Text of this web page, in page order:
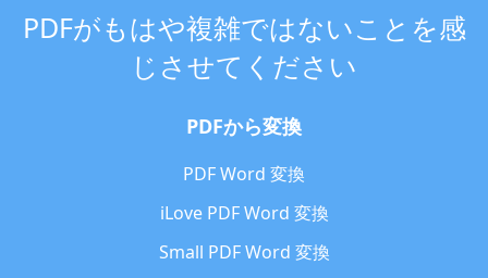
PDFがもはや複雑ではないことを感
じさせてください
PDFから変換
PDF Word 変換
iLove PDF Word 変換
Small PDF Word 変換